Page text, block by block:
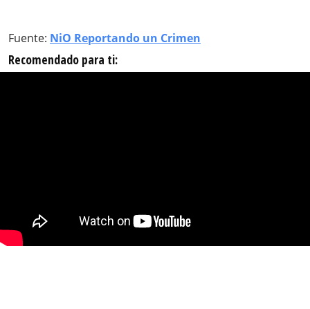
Fuente: NiO Reportando un Crimen
Recomendado para ti: